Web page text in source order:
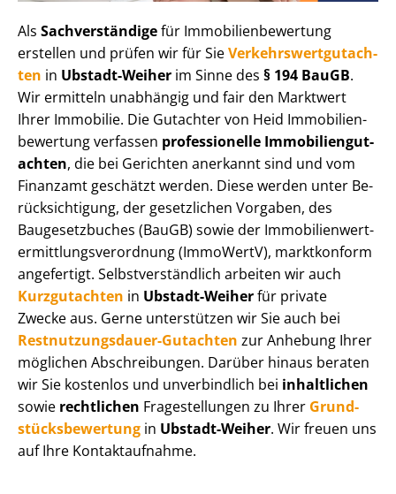
Als Sachverständigefür Im­mo­bi­li­en­be­wer­tung
erstellen und prüfen wir für SieVer­kehrs­wert­gut­ach­
ten in Ubstadt-Weiher im Sinne des § 194 BauGB.
Wir ermitteln unabhängig und fair den Marktwert
Ihrer Immobilie. Die Gutachter von Heid Im­mo­bi­li­en­
be­wer­tung verfassen professionelle Im­mo­bi­li­en­gut­
ach­ten, die bei Gerichten anerkannt sind und vom
Finanzamt geschätzt werden. Diese werden unter Be­
rück­sich­ti­gung, der gesetzlichen Vorgaben, des
Baugesetzbuches (BauGB) sowie der Im­mo­bi­li­en­wert­
ermitt­lungs­ver­ord­nung (ImmoWertV), marktkonform
angefertigt. Selbst­ver­ständ­lich arbeiten wir auch
Kurzgutachten in Ubstadt-Weiherfür private
Zwecke aus. Gerne unterstützen wir Sie auch bei
Rest­nut­zungs­dau­er-Gutachten zur Anhebung Ihrer
möglichen Abschreibungen. Darüber hinaus beraten
wir Sie kostenlos und unverbindlich bei inhaltlichen
sowie rechtlichen Fragestellungen zu Ihrer Grund­
stücks­be­wer­tung in Ubstadt-Weiher. Wir freuen uns
auf Ihre Kontaktaufnahme.